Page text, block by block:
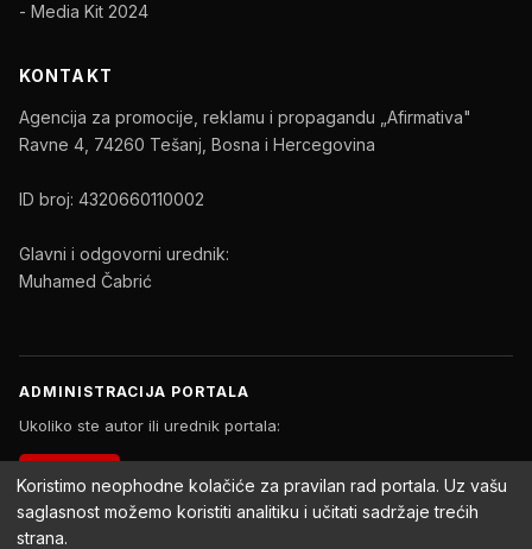
- Media Kit 2024
KONTAKT
Agencija za promocije, reklamu i propagandu „Afirmativa"
Ravne 4, 74260 Tešanj, Bosna i Hercegovina
ID broj: 4320660110002
Glavni i odgovorni urednik:
Muhamed Čabrić
ADMINISTRACIJA PORTALA
Ukoliko ste autor ili urednik portala:
Koristimo neophodne kolačiće za pravilan rad portala. Uz vašu
saglasnost možemo koristiti analitiku i učitati sadržaje trećih
strana.